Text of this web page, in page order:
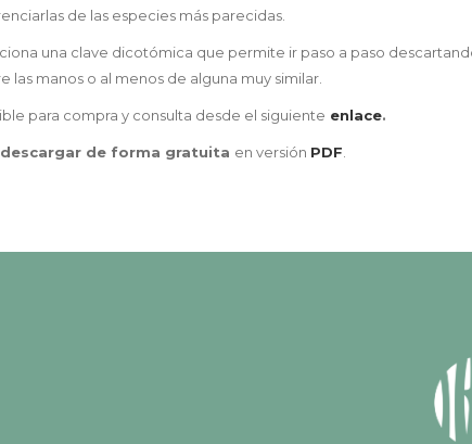
de las especies más parecidas.
una clave dicotómica que permite ir paso a paso
las manos o al menos de alguna muy similar.
para compra y consulta desde el siguiente enlace.
descargar de forma gratuita en versión PDF